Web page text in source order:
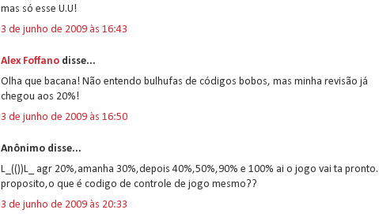
mas só esse U.U!
3 de junho de 2009 às 16:43
Alex Foffano disse...
Olha que bacana! Não entendo bulhufas de códigos bobos, mas minha revisão já
chegou aos 20%!
3 de junho de 2009 às 16:50
Anônimo disse...
L_(())L_ agr 20%,amanha 30%,depois 40%,50%,90% e 100% ai o jogo vai ta
proposito,o que é codigo de controle de jogo mesmo??
3 de junho de 2009 às 20:33